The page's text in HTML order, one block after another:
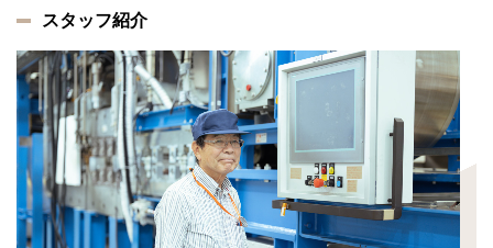
スタッフ紹介